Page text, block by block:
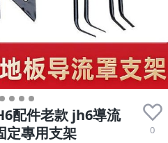
配件老款 jh6導流
定專用支架
0